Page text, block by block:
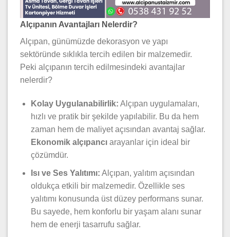
Alçıpanın Avantajları Nelerdir?
Alçıpan, günümüzde dekorasyon ve yapı
sektöründe sıklıkla tercih edilen bir malzemedir.
Peki alçıpanın tercih edilmesindeki avantajlar
nelerdir?
Kolay Uygulanabilirlik: Alçıpan uygulamaları,
hızlı ve pratik bir şekilde yapılabilir. Bu da hem
zaman hem de maliyet açısından avantaj sağlar.
Ekonomik alçıpancıarayanlar için ideal bir
çözümdür.
Isı ve Ses Yalıtımı: Alçıpan, yalıtım açısından
oldukça etkili bir malzemedir. Özellikle ses
yalıtımı konusunda üst düzey performans sunar.
Bu sayede, hem konforlu bir yaşam alanı sunar
hem de enerji tasarrufu sağlar.